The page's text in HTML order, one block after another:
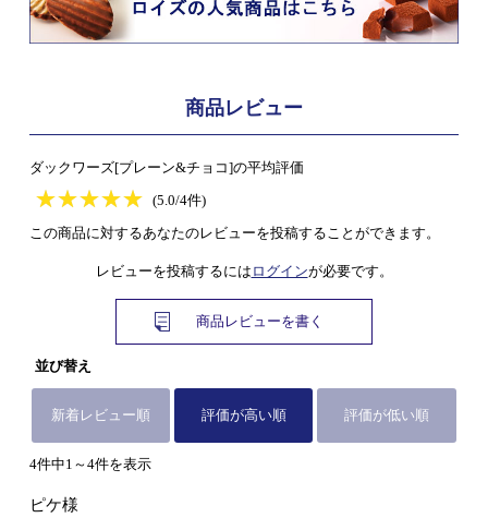
商品レビュー
ダックワーズ[プレーン&チョコ]の平均評価
★★★★★
★★★★★ (5.0/4件)
この商品に対するあなたのレビューを投稿することができます。
レビューを投稿するには ログインが必要です。
商品レビューを書く
並び替え
新着レビュー順 評価が高い順 評価が低い順
4件中1～4件を表示
ピケ様